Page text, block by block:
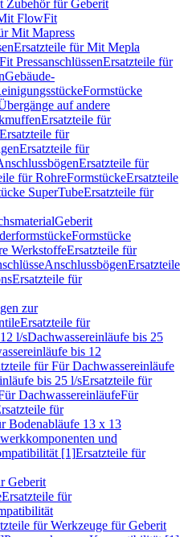
Zubehör für Geberit
FlowFit
Mit Mapress
Ersatzteile für Mit Mepla
PressanschlüssenErsatzteile für
Gebäude-
Formstücke
auf andere
Ersatzteile für
Ersatzteile für
Ersatzteile für
Ersatzteile für
für RohreFormstückeErsatzteile
SuperTubeErsatzteile für
Geberit
Formstücke
WerkstoffeErsatzteile für
AnschlussbögenErsatzteile
Ersatzteile für
zur
Ersatzteile für
l/sDachwassereinläufe bis 25
bis 12
für Für Dachwassereinläufe
bis 25 l/sErsatzteile für
DachwassereinläufeFür
für
Bodenabläufe 13 x 13
und
[1]Ersatzteile für
Geberit
Ersatzteile für
für Werkzeuge für Geberit